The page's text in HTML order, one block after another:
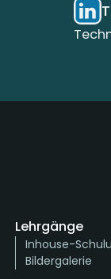
Lehrgänge
Inhouse-
Bildergalerie